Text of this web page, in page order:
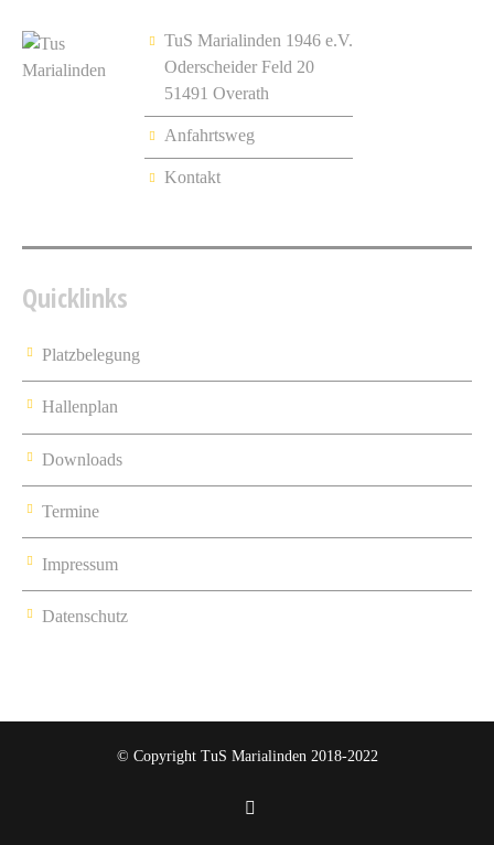
TuS Marialinden 1946 e.V.
Oderscheider Feld 20
51491 Overath
Anfahrtsweg
Kontakt
Quicklinks
Platzbelegung
Hallenplan
Downloads
Termine
Impressum
Datenschutz
© Copyright TuS Marialinden 2018-2022